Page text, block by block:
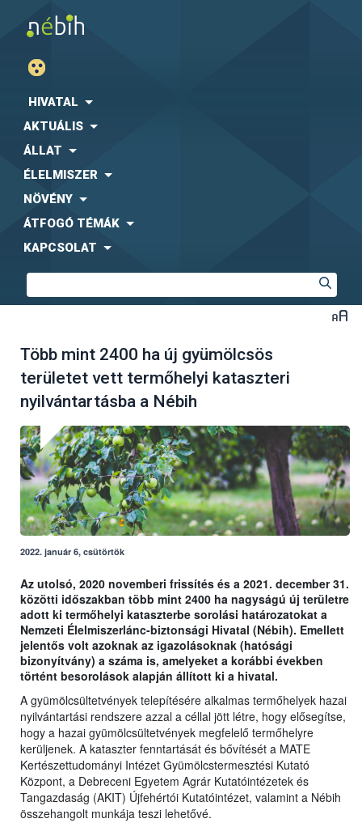
HIVATAL
AKTUÁLIS
ÁLLAT
ÉLELMISZER
NÖVÉNY
ÁTFOGÓ TÉMÁK
KAPCSOLAT
Több mint 2400 ha új gyümölcsös
területet vett termőhelyi kataszteri
nyilvántartásba a Nébih
2022. január 6, csütörtök
Az utolsó, 2020 novemberi frissítés és a 2021. december 31.
közötti időszakban több mint 2400 ha nagyságú új területre
adott ki termőhelyi kataszterbe sorolási határozatokat a
Nemzeti Élelmiszerlánc-biztonsági Hivatal (Nébih). Emellett
jelentős volt azoknak az igazolásoknak (hatósági
bizonyítvány) a száma is, amelyeket a korábbi években
történt besorolások alapján állított ki a hivatal.
A gyümölcsültetvények telepítésére alkalmas termőhelyek hazai
nyilvántartási rendszere azzal a céllal jött létre, hogy elősegítse,
hogy a hazai gyümölcsültetvények megfelelő termőhelyre
kerüljenek. A kataszter fenntartását és bővítését a MATE
Kertészettudományi Intézet Gyümölcstermesztési Kutató
Központ, a Debreceni Egyetem Agrár Kutatóintézetek és
Tangazdaság (AKIT) Újfehértói Kutatóintézet, valamint a Nébih
összehangolt munkája teszi lehetővé.